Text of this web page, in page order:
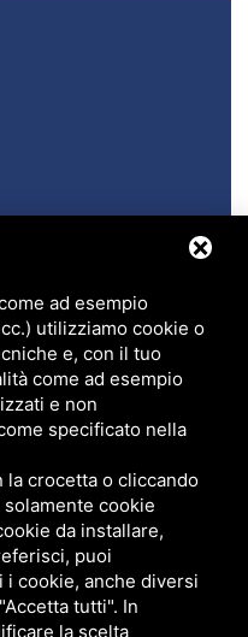
IVA 01918571207 • REA BO N.
I.V.
DA GOOGLE RECAPTCHA
DI GOOGLE.
ad esempio
utilizziamo cookie o
e, con il tuo
come ad esempio
e non
specificato nella
la crocetta o cliccando
cookie
da installare,
puoi
cookie, anche diversi
tutti". In
la scelta